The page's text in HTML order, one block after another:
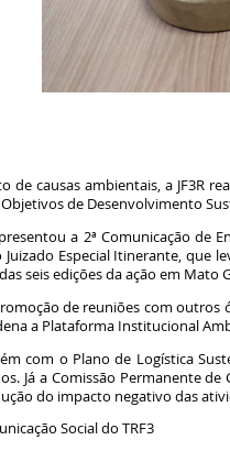
de causas ambientais, a JF3R
de Desenvolvimento
a 2ª Comunicação
Especial Itinerante, que
seis edições da ação em Mato
de reuniões com outros
a Plataforma Institucional
com o Plano de Logística
Já a Comissão Permanente
do impacto negativo das
Social do TRF3